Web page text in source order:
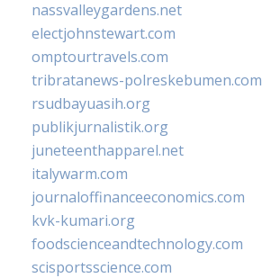
nassvalleygardens.net
electjohnstewart.com
omptourtravels.com
tribratanews-polreskebumen.com
rsudbayuasih.org
publikjurnalistik.org
juneteenthapparel.net
italywarm.com
journaloffinanceeconomics.com
kvk-kumari.org
foodscienceandtechnology.com
scisportsscience.com